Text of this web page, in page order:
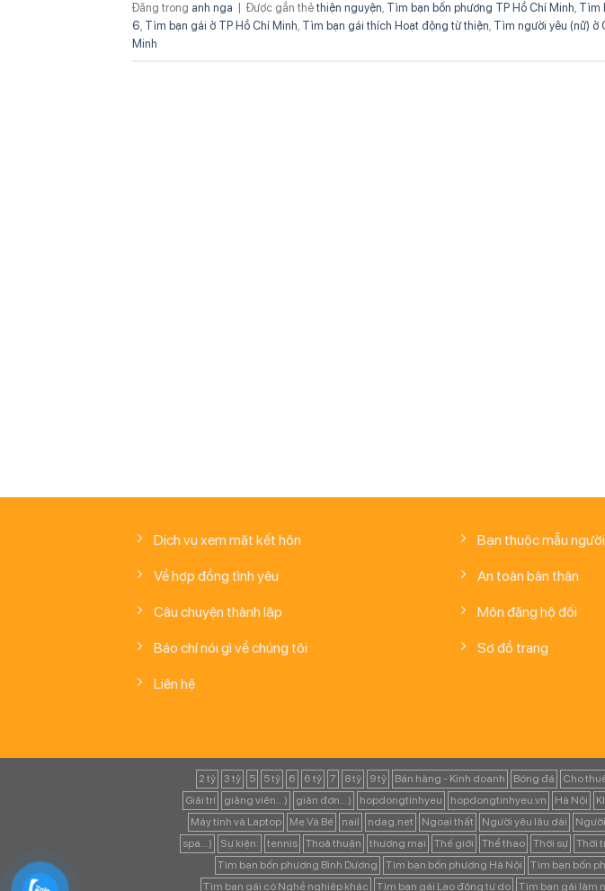
Đăng trong anh nga Được gắn thẻ thiện nguyện, Tìm bạn bốn phương TP Hồ Chí Minh, Tìm
6, Tìm bạn gái ở TP Hồ Chí Minh, Tìm bạn gái thích Hoạt động từ thiện, Tìm người yêu (nữ) ở
Minh
Dịch vụ xem mặt kết hôn
Về hợp đồng tình yêu
Câu chuyện thành lập
Báo chí nói gì về chúng tôi
Liên hệ
Bạn thuộc mẫu
An toàn bản thân
Môn đăng hộ đối
Sơ đồ trang
2 tỷ 3 tỷ 5 5 tỷ 6 6 tỷ 7 8 tỷ 9 tỷ Bán hàng - Kinh doanh Bóng đá Cho
Giải trí
giảng viên...) giản đơn...) hopdongtinhyeu hopdongtinhyeu.vn Hà Nội
Máy tính và Laptop
Mẹ Và Bé nail ndag.net Ngoại thất Người yêu lâu dài
spa...)
Sự kiện: tennis Thoả thuận thương mại Thế giới Thể thao Thời sự Thời
Tìm bạn bốn phương Bình Dương
Tìm bạn bốn phương Hà Nội Tìm bạn bốn
Tìm bạn gái có Nghề nghiệp khác
Tìm bạn gái Lao động tự do Tìm bạn gái làm